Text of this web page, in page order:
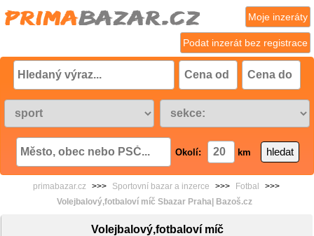
Podat inzerát bez registrace
Moje inzeráty
Okolí: km
primabazar.cz >>> Sportovní bazar a inzerce >>> Fotbal
>>>
Volejbalový,fotbaloví míč Sbazar Praha| Bazoš.cz
Volejbalový,fotbaloví míč